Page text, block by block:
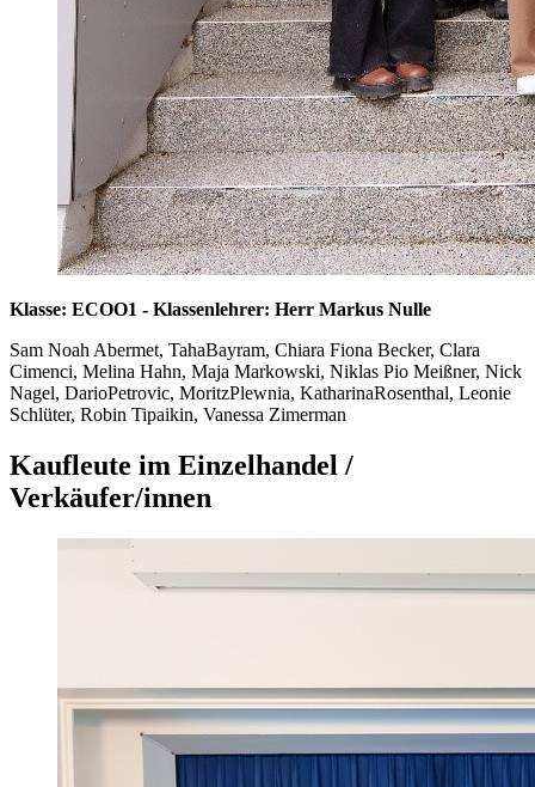
Klasse: ECOO1 - Klassenlehrer: Herr Markus Nulle
Sam Noah Abermet, TahaBayram, Chiara Fiona Becker, Clara
Cimenci, Melina Hahn, Maja Markowski, Niklas Pio Meißner, Nick
Nagel, DarioPetrovic, MoritzPlewnia, KatharinaRosenthal, Leonie
Schlüter, Robin Tipaikin, Vanessa Zimerman
Kaufleute im Einzelhandel /
Verkäufer/innen